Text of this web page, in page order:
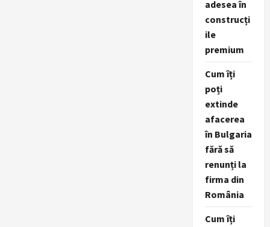
adesea în
construcți
ile
premium
Cum îți
poți
extinde
afacerea
în Bulgaria
fără să
renunți la
firma din
România
Cum îți